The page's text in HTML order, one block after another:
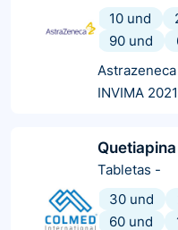
10 und
90 und
Astrazeneca
INVIMA
Quetiapina
Tabletas -
30 und
60 und